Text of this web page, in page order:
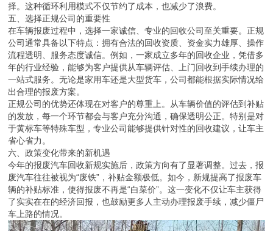
择。这种循环利用模式不仅节约了成本，也减少了浪费。
五、选择正规公司的重要性
在车辆报废过程中，选择一家诚信、专业的回收公司至关重要。正规
公司通常具备以下特点：拥有合法的回收资质、资金实力雄厚、操作
流程透明、服务态度诚信。例如，一家成立多年的回收企业，凭借多
年的行业经验，能够为客户提供从车辆评估、上门回收到手续办理的
一站式服务。无论是家用车还是大型货车，公司都能根据实际情况给
出合理的报废方案。
正规公司的优势还体现在对客户的尊重上。从车辆价值的评估到补贴
的发放，每一个环节都会与客户充分沟通，确保透明公正。特别是对
于黄标车等特殊车型，专业公司能够提供针对性的回收建议，让车主
省心省力。
六、政策变化带来的新机遇
今年的报废汽车回收新规实施后，政策方向有了显著调整。过去，报
废汽车往往被视为“废铁”，补贴金额极低。如今，新规提高了报废车
辆的补贴标准，使得报废不再是“白菜价”。这一变化不仅让车主获得
了实实在在的经济回报，也鼓励更多人主动办理报废手续，减少僵尸
车上路的情况。